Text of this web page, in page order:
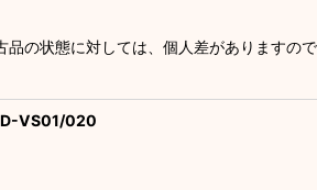
の状態に対しては、個人差があります
D-VS01/020